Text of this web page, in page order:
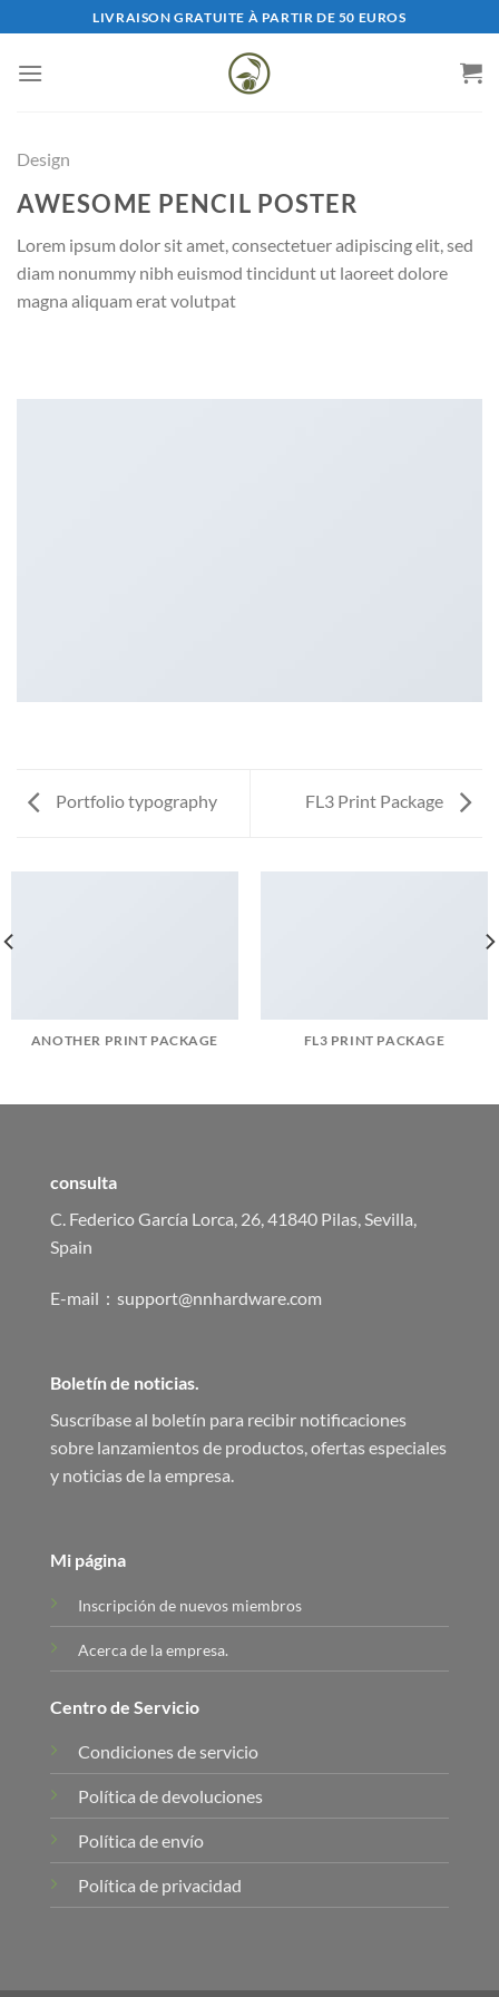
al
contenido
LIVRAISON GRATUITE À PARTIR DE 50 EUROS
Design
AWESOME PENCIL POSTER
Lorem ipsum dolor sit amet, consectetuer adipiscing elit, sed
diam nonummy nibh euismod tincidunt ut laoreet dolore
magna aliquam erat volutpat
Portfolio typography FL3 Print Package
ANOTHER PRINT PACKAGE FL3 PRINT PACKAGE
consulta
C. Federico García Lorca, 26, 41840 Pilas, Sevilla,
Spain
E-mail：support@nnhardware.com
Mi página
Inscripción de nuevos miembros
Acerca de la empresa.
Centro de Servicio
Condiciones de servicio
Política de devoluciones
Política de envío
Política de privacidad
Boletín de noticias.
Suscríbase al boletín para recibir notificaciones
sobre lanzamientos de productos, ofertas especiales
y noticias de la empresa.